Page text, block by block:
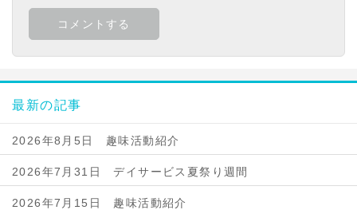
最新の記事
2026年8月5日 趣味活動紹介
2026年7月31日 デイサービス夏祭り週間
2026年7月15日 趣味活動紹介